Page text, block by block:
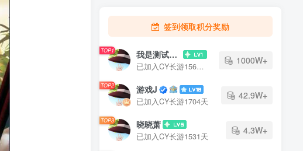
签到领取积分奖励
TOP1 我是测试大哥
已加入CY长游1565天
1000W+
TOP2 游戏J
已加入CY长游1704天
42.9W+
TOP3 晓晓萧
已加入CY长游1531天
4.3W+